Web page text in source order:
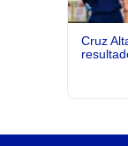
Cruz